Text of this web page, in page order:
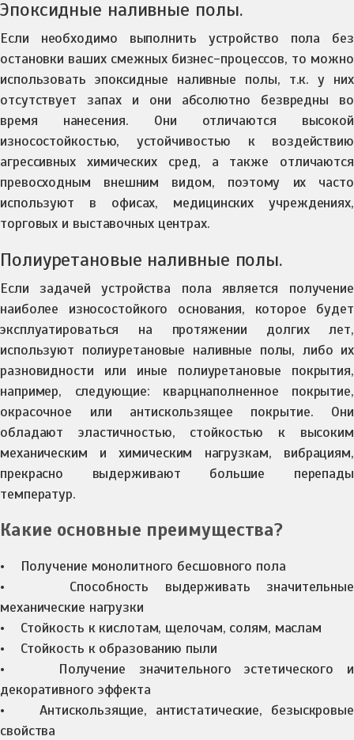
Эпоксидные наливные полы.
Если необходимо выполнить устройство пола без
остановки ваших смежных бизнес-процессов, то можно
использовать эпоксидные наливные полы, т.к. у них
отсутствует запах и они абсолютно безвредны во
время нанесения. Они отличаются высокой
износостойкостью, устойчивостью к воздействию
агрессивных химических сред, а также отличаются
превосходным внешним видом, поэтому их часто
используют в офисах, медицинских учреждениях,
торговых и выставочных центрах.
Полиуретановые наливные полы.
Если задачей устройства пола является получение
наиболее износостойкого основания, которое будет
эксплуатироваться на протяжении долгих лет,
используют полиуретановые наливные полы, либо их
разновидности или иные полиуретановые покрытия,
например, следующие: кварцнаполненное покрытие,
окрасочное или антискользящее покрытие. Они
обладают эластичностью, стойкостью к высоким
механическим и химическим нагрузкам, вибрациям,
прекрасно выдерживают большие перепады
температур.
Какие основные преимущества?
• Получение монолитного бесшовного пола
• Способность выдерживать значительные
механические нагрузки
• Стойкость к кислотам, щелочам, солям, маслам
• Стойкость к образованию пыли
• Получение значительного эстетического и
декоративного эффекта
• Антискользящие, антистатические, безыскровые
свойства